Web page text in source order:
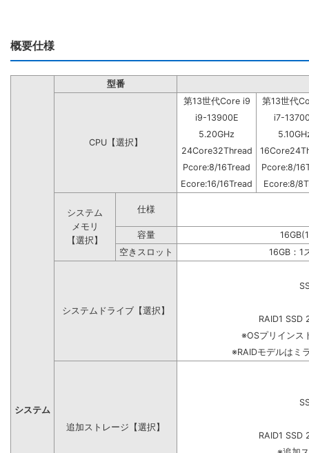
概要仕様
システム
型番
CPU【選択】
第13世代Core i9
第13世代
i9-13900E
i7-
5.20GHz
24Core32Thread
Pcore:8/16Tread
Pcore:8/
Ecore:16/16Tread
Ecore:8/
システム
メモリ
【選択】
仕様
容量
空きスロット
16GB：1
システムドライブ【選択】
RAID1 SSD
※OSプリインス
※RAIDモデルはミ
追加ストレージ【選択】
RAID1 SSD